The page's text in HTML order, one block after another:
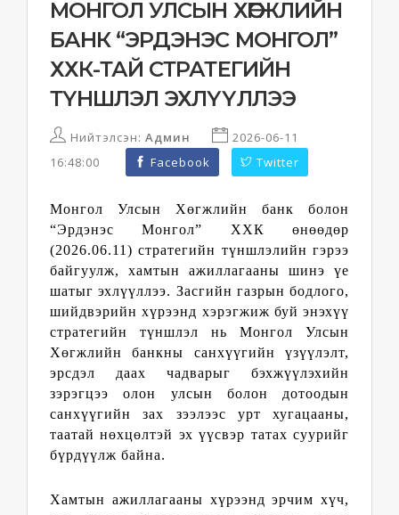
МОНГОЛ УЛСЫН ХӨГЖЛИЙН
БАНК “ЭРДЭНЭС МОНГОЛ”
ХХК-ТАЙ СТРАТЕГИЙН
ТҮНШЛЭЛ ЭХЛҮҮЛЛЭЭ
Нийтэлсэн: Админ
2026-06-11
16:48:00
Facebook Twitter
Монгол Улсын Хөгжлийн банк болон
“Эрдэнэс Монгол” ХХК өнөөдөр
(2026.06.11) стратегийн түншлэлийн гэрээ
байгуулж, хамтын ажиллагааны шинэ үе
шатыг эхлүүллээ. Засгийн газрын бодлого,
шийдвэрийн хүрээнд хэрэгжиж буй энэхүү
стратегийн түншлэл нь Монгол Улсын
Хөгжлийн банкны санхүүгийн үзүүлэлт,
эрсдэл даах чадварыг бэхжүүлэхийн
зэрэгцээ олон улсын болон дотоодын
санхүүгийн зах зээлээс урт хугацааны,
таатай нөхцөлтэй эх үүсвэр татах суурийг
бүрдүүлж байна.
Хамтын ажиллагааны хүрээнд эрчим хүч,